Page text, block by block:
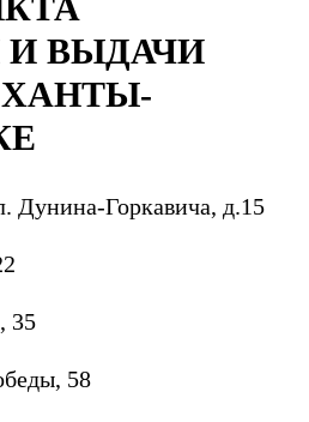
ВЫДАЧИ
ХАНТЫ-
Дунина-Горкавича, д.15
35
58